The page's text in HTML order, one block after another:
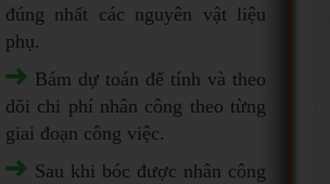
đúng nhất các nguyên vật liệu
phụ.
Bám dự toán để tính và theo
dõi chi phí nhân công theo từng
giai đoạn công việc.
Sau khi bóc được nhân công